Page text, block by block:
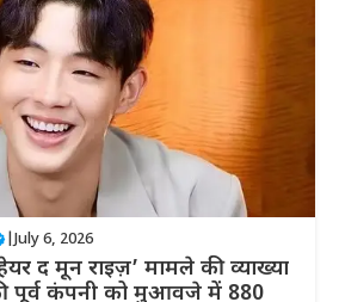
July 6, 2026
द मून राइज़’ मामले की व्याख्या
पूर्व कंपनी को मुआवजे में 880